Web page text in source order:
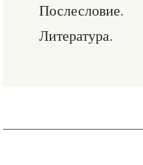
Послесловие.
Литература.